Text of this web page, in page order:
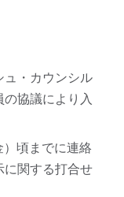
ュ・カウンシル
協議により入
）頃までに連絡
に関する打合せ